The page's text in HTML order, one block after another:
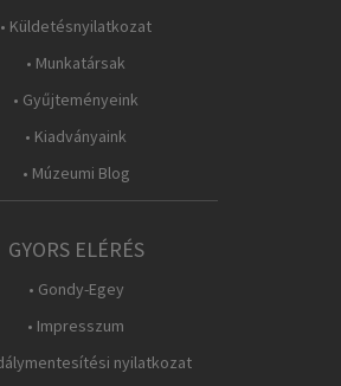
• Küldetésnyilatkozat
• Munkatársak
• Gyűjteményeink
• Kiadványaink
• Múzeumi Blog
GYORS ELÉRÉS
• Gondy-Egey
• Impresszum
nyilatkozat